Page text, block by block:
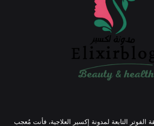
التابعة لمدونة إكسير العلاجية، فأنت مُعجب